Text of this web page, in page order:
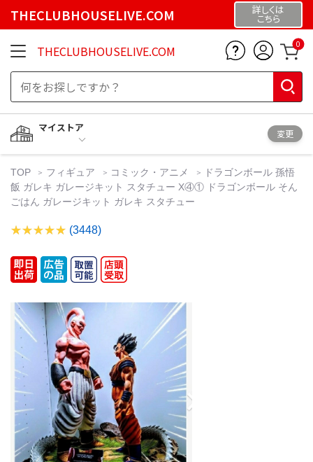
THECLUBHOUSELIVE.COM 詳しくは
こちら
THECLUBHOUSELIVE.COM 0
マイストア
変更
TOP フィギュア コミック・アニメ
ドラゴンボール 孫悟
飯 ガレキ ガレージキット スタチュー X④① ドラゴンボール そん
ごはん ガレージキット ガレキ スタチュー
(3448)